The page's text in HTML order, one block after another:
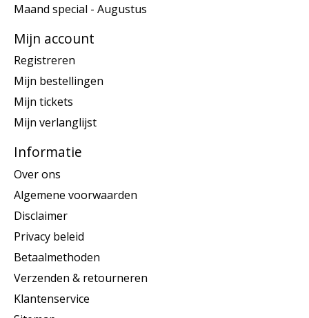
Maand special - Augustus
Mijn account
Registreren
Mijn bestellingen
Mijn tickets
Mijn verlanglijst
Informatie
Over ons
Algemene voorwaarden
Disclaimer
Privacy beleid
Betaalmethoden
Verzenden & retourneren
Klantenservice